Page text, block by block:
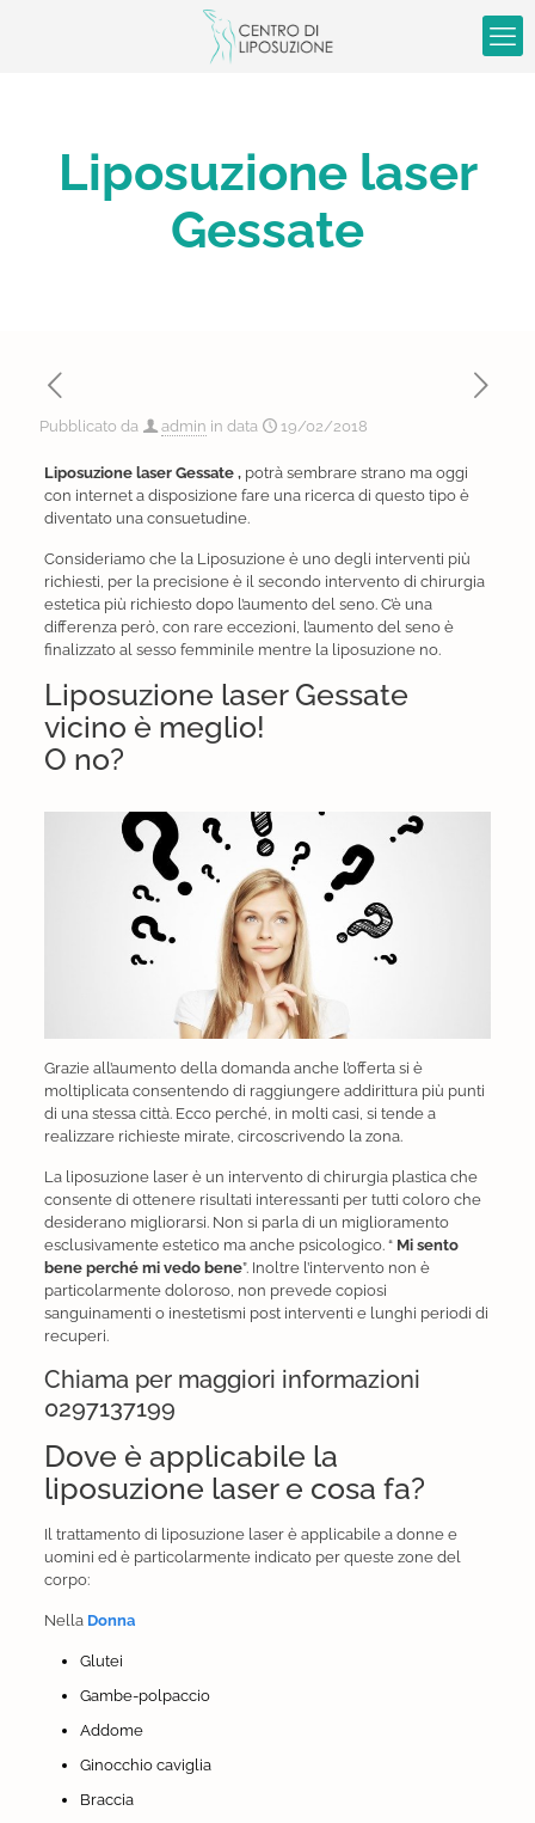
Liposuzione laser
Gessate
Pubblicato da admin in data 19/02/2018
Liposuzione laser Gessate ,potrà sembrare strano ma oggi
con internet a disposizione fare una ricerca di questo tipo è
diventato una consuetudine.
Consideriamo che la Liposuzione è uno degli interventi più
richiesti, per la precisione è il secondo intervento di chirurgia
estetica più richiesto dopo l’aumento del seno. C’è una
differenza però, con rare eccezioni, l’aumento del seno è
finalizzato al sesso femminile mentre la liposuzione no.
Liposuzione laser Gessate
vicino è meglio!
O no?
Grazie all’aumento della domanda anche l’offerta si è
moltiplicata consentendo di raggiungere addirittura più punti
di una stessa città. Ecco perché, in molti casi, si tende a
realizzare richieste mirate, circoscrivendo la zona.
La liposuzione laser è un intervento di chirurgia plastica che
consente di ottenere risultati interessanti per tutti coloro che
desiderano migliorarsi. Non si parla di un miglioramento
esclusivamente estetico ma anche psicologico. “ Mi sento
bene perché mi vedo bene”. Inoltre l’intervento non è
particolarmente doloroso, non prevede copiosi
sanguinamenti o inestetismi post interventi e lunghi periodi di
recuperi.
Chiama per maggiori informazioni
0297137199
Dove è applicabile la
liposuzione laser e cosa fa?
Il trattamento di liposuzione laser è applicabile a donne e
uomini ed è particolarmente indicato per queste zone del
corpo:
Nella Donna
Glutei
Gambe-polpaccio
Addome
Ginocchio caviglia
Braccia